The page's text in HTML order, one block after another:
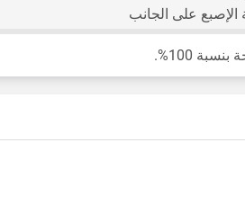
على الجانب
100%.